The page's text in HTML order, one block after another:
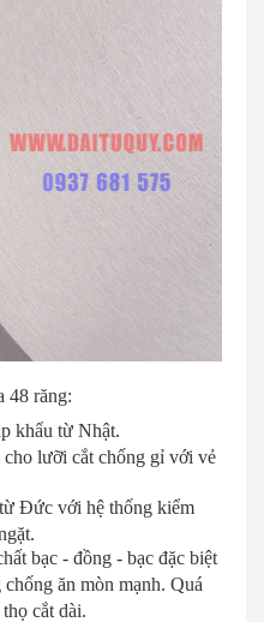
48 răng:
khẩu từ Nhật.
lưỡi cắt chống gỉ với vẻ
Đức với hệ thống kiểm
bạc - đồng - bạc đặc biệt
ăn mòn mạnh. Quá
cắt dài.